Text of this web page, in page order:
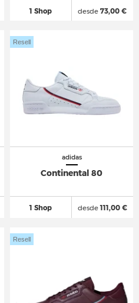
1 Shop desde 73,00 €
adidas
Continental 80
1 Shop
Resell
desde111,00 €
Resell